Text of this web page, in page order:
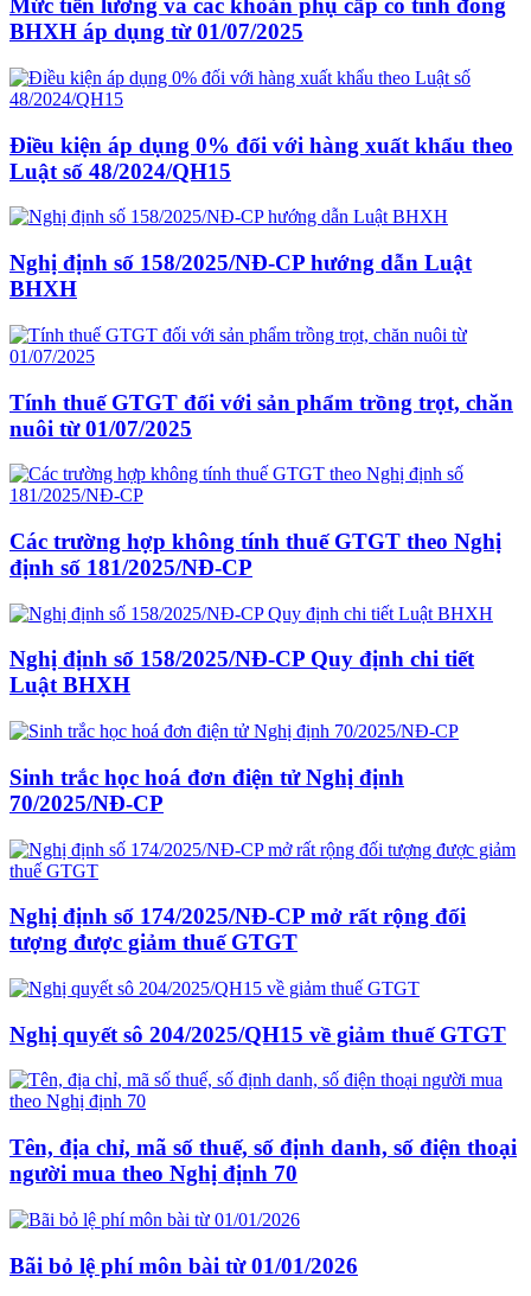
Mức tiền lương và các khoản phụ cấp có tính đóng
BHXH áp dụng từ 01/07/2025
Điều kiện áp dụng 0% đối với hàng xuất khẩu theo
Luật số 48/2024/QH15
Nghị định số 158/2025/NĐ-CP hướng dẫn Luật
BHXH
Tính thuế GTGT đối với sản phẩm trồng trọt, chăn
nuôi từ 01/07/2025
Các trường hợp không tính thuế GTGT theo Nghị
định số 181/2025/NĐ-CP
Nghị định số 158/2025/NĐ-CP Quy định chi tiết
Luật BHXH
Sinh trắc học hoá đơn điện tử Nghị định
70/2025/NĐ-CP
Nghị định số 174/2025/NĐ-CP mở rất rộng đối
tượng được giảm thuế GTGT
Nghị quyết sô 204/2025/QH15 về giảm thuế GTGT
Tên, địa chỉ, mã số thuế, số định danh, số điện thoại
người mua theo Nghị định 70
Bãi bỏ lệ phí môn bài từ 01/01/2026